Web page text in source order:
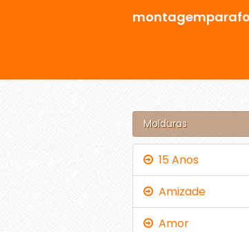
Molduras
15 Anos
Amizade
Amor